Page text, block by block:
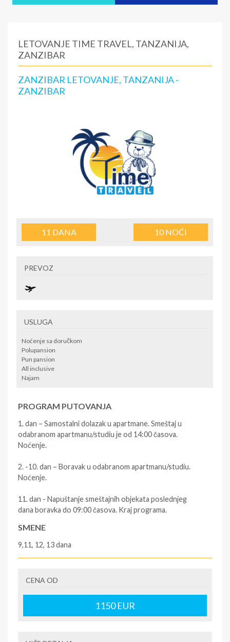
LETOVANJE TIME TRAVEL, TANZANIJA,
ZANZIBAR
ZANZIBAR LETOVANJE, TANZANIJA -
ZANZIBAR
11 DANA 10NOĆI
PREVOZ
USLUGA
Noćenje sa doručkom
Polupansion
Pun pansion
All inclusive
Najam
PROGRAM PUTOVANJA
1. dan – Samostalni dolazak u apartmane. Smeštaj u
odabranom apartmanu/studiu je od 14:00 časova.
Noćenje.
2. -10. dan – Boravak u odabranom apartmanu/studiu.
Noćenje.
11. dan - Napuštanje smeštajnih objekata poslednjeg
dana boravka do 09:00 časova. Kraj programa.
SMENE
9,11, 12, 13 dana
First minute popusti
U CENU JE UKLJUČENO
- Najam apartmana u predviđenim terminima iz tabela. -
CENA OD
1150EUR